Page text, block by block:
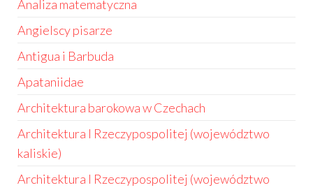
Analiza matematyczna
Angielscy pisarze
Antigua i Barbuda
Apataniidae
Architektura barokowa w Czechach
Architektura I Rzeczypospolitej (województwo
kaliskie)
Architektura I Rzeczypospolitej (województwo